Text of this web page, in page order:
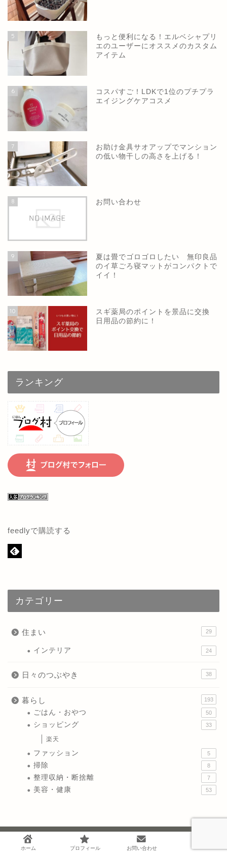
5
もっと便利になる！エルベシャプリ
エのユーザーにオススメのカスタム
アイテム
6
コスパすご！LDKで1位のプチプラ
エイジングケアコスメ
7
お助け金具サオアップでマンション
の低い物干しの高さを上げる！
8 お問い合わせ
9
夏は畳でゴロゴロしたい 無印良品
のイ草ごろ寝マットがコンパクトで
イイ！
10
スギ薬局のポイントを景品に交換
日用品の節約に！
ランキング
feedlyで購読する
カテゴリー
住まい 29
インテリア 24
日々のつぶやき 38
暮らし 193
ごはん・おやつ 50
ショッピング 33
楽天
ファッション 5
掃除 8
整理収納・断捨離 7
美容・健康 53
アーカイブ
ホーム プロフィール お問い合わせ